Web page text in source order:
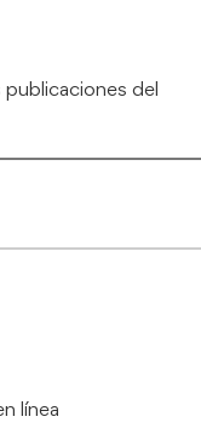
publicaciones del
línea